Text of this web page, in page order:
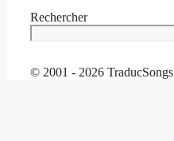
Rechercher
© 2001 - 2026 TraducSongs